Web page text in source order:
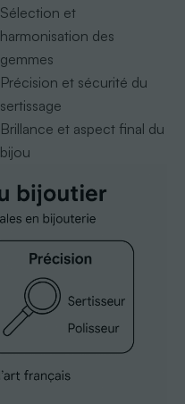
Sélection et
harmonisation des
gemmes
Précision et sécurité du
sertissage
Brillance et aspect final du
bijou